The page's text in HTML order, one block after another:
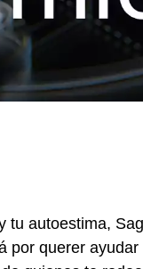
tu autoestima,
por querer